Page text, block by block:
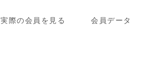
実際の会員を見る 会員データ